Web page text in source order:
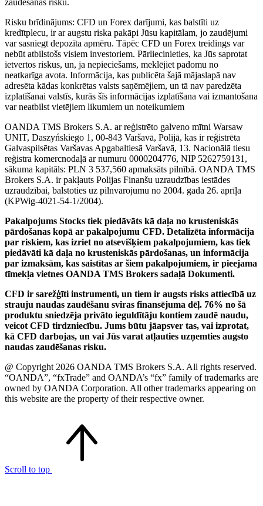
Risku brīdinājums: CFD un Forex darījumi, kas balstīti uz
kredītplecu, ir ar augstu riska pakāpi Jūsu kapitālam, jo zaudējumi
var sasniegt depozīta apmēru. Tāpēc CFD un Forex treidings var
nebūt atbilstošs visiem investoriem. Pārliecinieties, ka Jūs saprotat
ietvertos riskus, un, ja nepieciešams, meklējiet padomu no
neatkarīga avota. Informācija, kas publicēta šajā mājaslapā nav
adresēta kādas konkrētas valsts saņēmējiem, un tā nav paredzēta
izplatīšanai valstīs, kurās šīs informācijas izplatīšana vai izmantošana
var neatbilst vietējiem likumiem un noteikumiem
OANDA TMS Brokers S.A. ar reģistrēto galveno mītni Warsaw
UNIT, Daszyńskiego 1, 00-843 Varšavā, Polijā, kas ir reģistrēta
Galvaspilsētas Varšavas Apgabaltiesā Varšavā, 13. Nacionālā tiesu
reģistra komercnodaļā ar numuru 0000204776, NIP 5262759131,
sākuma kapitāls: PLN 3 537,560 apmaksāts pilnībā. OANDA TMS
Brokers S.A. ir pakļauts Polijas Finanšu uzraudzības iestādes
uzraudzībai, balstoties uz pilnvarojumu no 2004. gada 26. aprīļa
(KPWig-4021-54-1/2004).
Pakalpojums Stocks tiek piedāvāts kā daļa no krusteniskās
pārdošanas kopā ar pakalpojumu CFD. Detalizēta informācija
par riskiem, kas izriet no atsevišķiem pakalpojumiem, kas tiek
piedāvāti kā daļa no krusteniskās pārdošanas, un informācija
par izmaksām, kas saistītas ar šiem pakalpojumiem, ir pieejama
tīmekļa vietnes OANDA TMS Brokers sadaļā Dokumenti.
CFD ir sarežģīti instrumenti, un tiem ir augsts risks attiecībā uz
strauju naudas zaudēšanu sviras finansējuma dēļ. 76% no šā
produktu sniedzēja privāto ieguldītāju kontiem zaudē naudu,
veicot CFD tirdzniecību. Jums būtu jāapsver tas, vai izprotat,
kā CFD darbojas, un vai Jūs varat atļauties uzņemties augsto
naudas zaudēšanas risku.
@ Copyright 2026 OANDA TMS Brokers S.A. All rights reserved.
“OANDA”, “fxTrade” and OANDA’s “fx” family of trademarks are
owned by OANDA Corporation. All other trademarks appearing on
this website are the property of their respective owner.
Scroll to top